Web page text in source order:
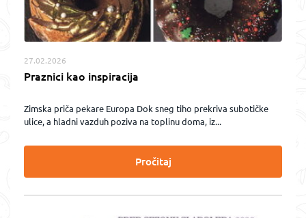
27.02.2026
Praznici kao inspiracija
Zimska priča pekare Europa Dok sneg tiho prekriva subotičke
ulice, a hladni vazduh poziva na toplinu doma, iz...
Pročitaj